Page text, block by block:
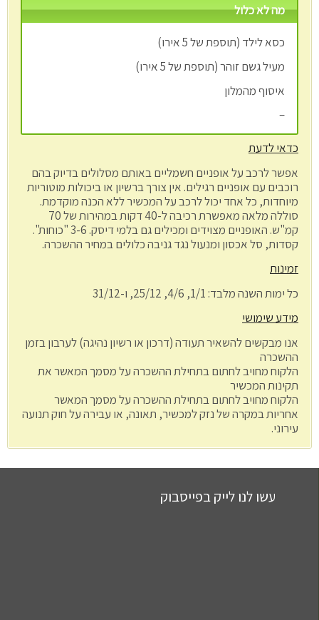
מה לא כלול
כסא לילד (תוספת של 5 אירו)
מעיל גשם זוהר (תוספת של 5 אירו)
איסוף מהמלון
–
כדאי לדעת
אפשר לרכב על אופניים חשמליים באותם מסלולים בדיוק בהם
רוכבים עם אופניים רגילים. אין צורך ברשיון או ביכולות מוטוריות
מיוחדות, כל אחד יכול לרכב על המכשיר ללא הכנה מוקדמת.
סוללה מלאה מאפשרת רכיבה ל-40 דקות במהירות של 70
קמ"ש. האופניים מצוידים ומכילים גם בלמי דיסק. 3-6 "כוחות".
קסדות, סל אכסון ומנעול נגד גניבה כלולים במחיר ההשכרה.
זמינות
כל ימות השנה מלבד: 1/1, 4/6, 25/12, ו-31/12
מידע שימושי
אנו מבקשים להשאיר תעודה (דרכון או רשיון נהיגה) לערבון בזמן
ההשכרה
הלקוח מחויב לחתום בתחילת ההשכרה על מסמך המאשר את
תקינות המכשיר
הלקוח מחויב לחתום בתחילת ההשכרה על מסמך המאשר
אחריות במקרה של נזק למכשיר, תאונה, או עבירה על חוק תנועה
עירוני.
עשו לנו לייק בפייסבוק